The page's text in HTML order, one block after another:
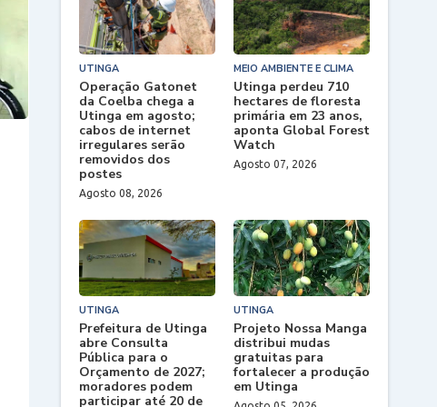
UTINGA
Operação Gatonet
da Coelba chega a
Utinga em agosto;
cabos de internet
irregulares serão
removidos dos
postes
Agosto 08, 2026
MEIO AMBIENTE E CLIMA
Utinga perdeu 710
hectares de floresta
primária em 23 anos,
aponta Global Forest
Watch
Agosto 07, 2026
UTINGA
Prefeitura de Utinga
abre Consulta
Pública para o
Orçamento de 2027;
moradores podem
participar até 20 de
UTINGA
Projeto Nossa Manga
distribui mudas
gratuitas para
fortalecer a produção
em Utinga